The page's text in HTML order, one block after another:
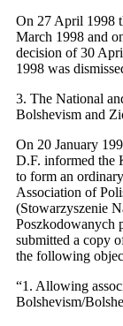
On 27 April 1998
March 1998 and
decision of 30
1998 was
3. The National
Bolshevism and
On 20 January
D.F. informed the
to form an
Association of
(Stowarzyszenie
Poszkodowanych
submitted a copy
the following
“1. Allowing
Bolshevism/